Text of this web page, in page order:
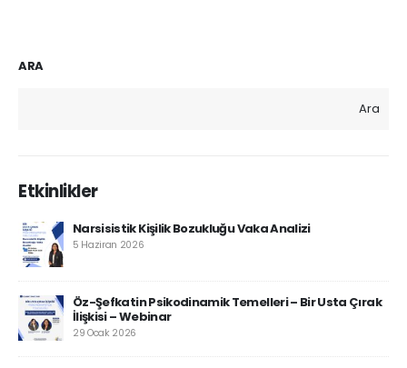
ARA
Ara
Etkinlikler
Narsisistik Kişilik Bozukluğu Vaka Analizi
5 Haziran 2026
Öz-Şefkatin Psikodinamik Temelleri – Bir Usta Çırak
İlişkisi – Webinar
29 Ocak 2026